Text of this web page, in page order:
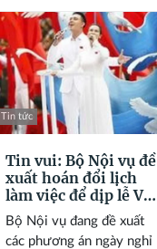
Tin tức
Tin vui: Bộ Nội vụ đề
xuất hoán đổi lịch
làm việc để dịp lễ Văn
hóa Việt Nam kéo dài
4 ngày
Bộ Nội vụ đang đề xuất
các phương án ngày nghỉ